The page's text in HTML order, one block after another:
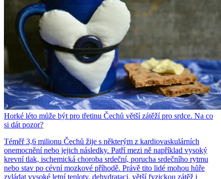
Horké léto může být pro třetinu Čechů větší zátěží pro srdce. Na co
si dát pozor?
Téměř 3,6 milionu Čechů žije s některým z kardiovaskulárních
onemocnění nebo jejich následky. Patří mezi ně například vysoký
krevní tlak, ischemická choroba srdeční, porucha srdečního rytmu
nebo stav po cévní mozkové příhodě. Právě tito lidé mohou hůře
zvládat vysoké letní teploty, dehydrataci, větší fyzickou zátěž i